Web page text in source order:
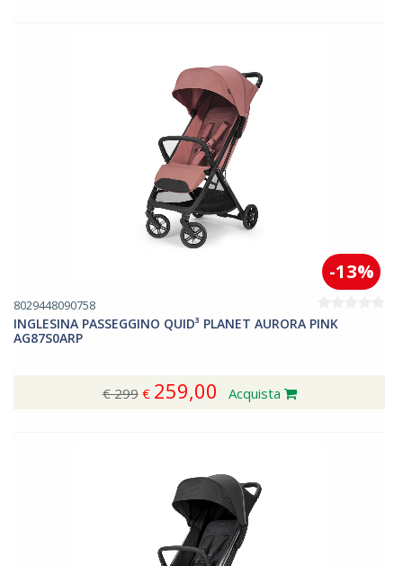
8029448090758
INGLESINA PASSEGGINO QUID³ PLANET AURORA PINK
AG87S0ARP
€ 299€ 259,00
-13%
Acquista